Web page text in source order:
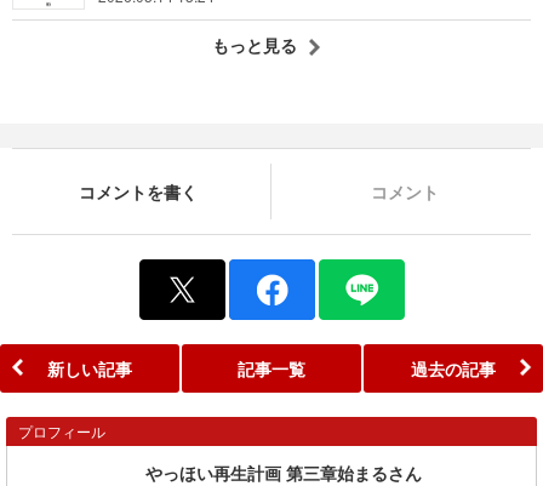
もっと見る
コメントを書く コメント
新しい記事 記事一覧 過去の記事
プロフィール
やっほい再生計画 第三章始まるさん